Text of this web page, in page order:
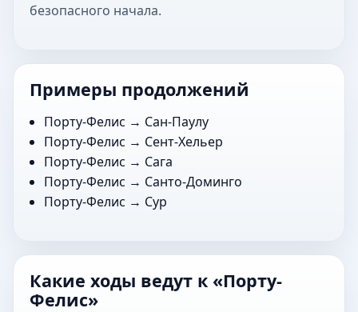
безопасного начала.
Примеры продолжений
Порту-Фелис → Сан-Паулу
Порту-Фелис → Сент-Хельер
Порту-Фелис → Сага
Порту-Фелис → Санто-Доминго
Порту-Фелис → Сур
Какие ходы ведут к «Порту-
Фелис»